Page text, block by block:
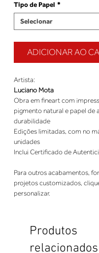
Tipo de Papel *
ADICIONAR AO
Artista:
Luciano Mota
Obra em fineart com
pigmento natural e papel de
durabilidade
Edições limitadas, com no
unidades
Inclui Certificado de
Para outros acabamentos,
projetos customizados,
personalizar.
Produtos
relacionados